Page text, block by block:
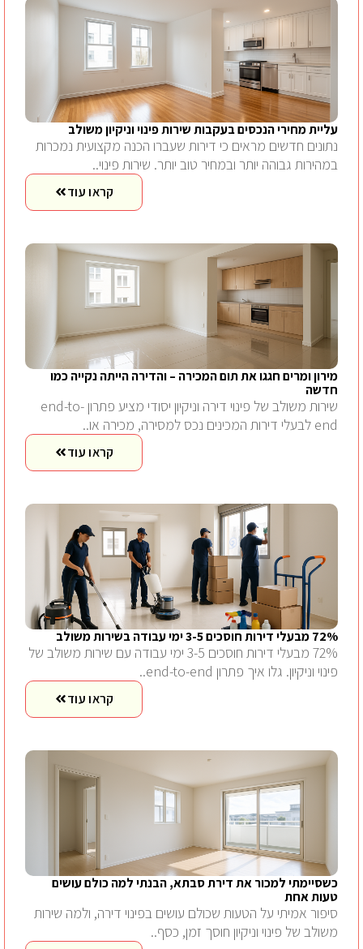
עליית מחירי הנכסים בעקבות שירות פינוי וניקיון משולב
נתונים חדשים מראים כי דירות שעברו הכנה מקצועית נמכרות
במהירות גבוהה יותר ובמחיר טוב יותר. שירות פינוי..
קראו עוד
מירון ומרים חגגו את תום המכירה – והדירה הייתה נקייה כמו
חדשה
שירות משולב של פינוי דירה וניקיון יסודי מציע פתרון end-to-
end לבעלי דירות המכינים נכס למסירה, מכירה או..
קראו עוד
72% מבעלי דירות חוסכים 3-5 ימי עבודה בשירות משולב
72% מבעלי דירות חוסכים 3-5 ימי עבודה עם שירות משולב של
פינוי וניקיון. גלו איך פתרון end-to-end..
קראו עוד
כשסיימתי למכור את דירת סבתא, הבנתי למה כולם עושים
טעות אחת
סיפור אמיתי על הטעות שכולם עושים בפינוי דירה, ולמה שירות
משולב של פינוי וניקיון חוסך זמן, כסף..